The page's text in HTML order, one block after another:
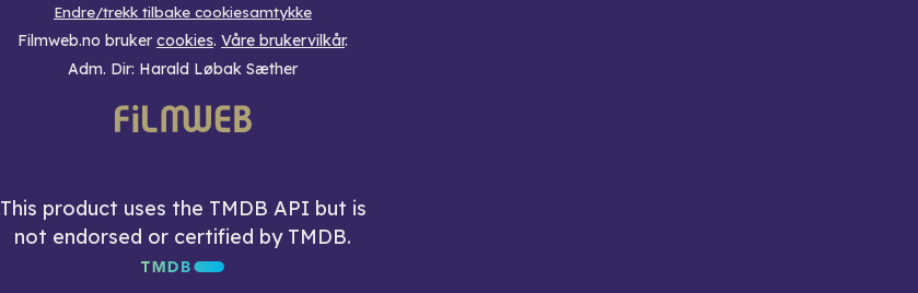
Endre/trekk tilbake cookiesamtykke
Filmweb.no bruker cookies. Våre brukervilkår.
Adm. Dir: Harald Løbak Sæther
This product uses the TMDB API but is
not endorsed or certified by TMDB.